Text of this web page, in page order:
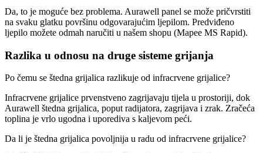
Da, to je moguće bez problema. Aurawell panel se može pričvrstiti
na svaku glatku površinu odgovarajućim ljepilom. Predviđeno
ljepilo možete odmah naručiti u našem shopu (Mapee MS Rapid).
Razlika u odnosu na druge sisteme grijanja
Po čemu se štedna grijalica razlikuje od infracrvene grijalice?
Infracrvene grijalice prvenstveno zagrijavaju tijela u prostoriji, dok
Aurawell štedna grijalica, poput radijatora, zagrijava i zrak. Zračeća
toplina je vrlo ugodna i uporediva s kaljevom peći.
Da li je štedna grijalica povoljnija u radu od infracrvene grijalice?